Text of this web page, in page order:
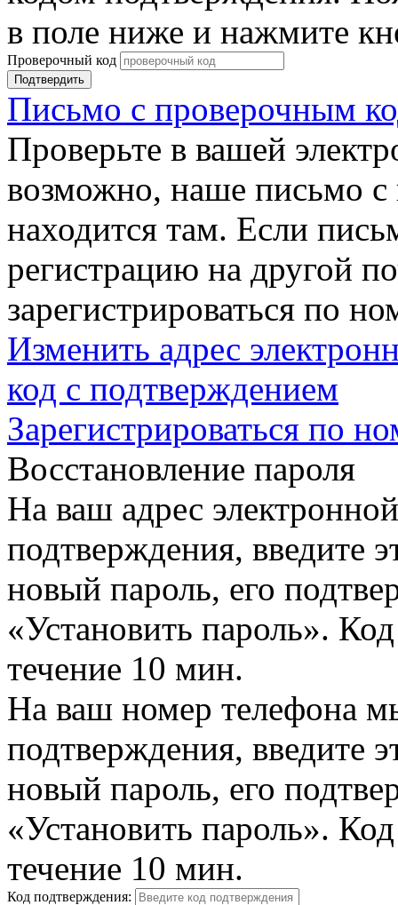
в поле ниже и нажмите
Проверочный код
Подтвердить
Письмо с проверочным
Проверьте в вашей
возможно, наше письмо с
находится там. Если
регистрацию на другой
зарегистрироваться по
Изменить адрес
код с подтверждением
Зарегистрироваться по
Восстановление пароля
На ваш адрес
подтверждения, введите
новый пароль, его
«Установить пароль».
течение 10 мин.
На ваш номер телефона
подтверждения, введите
новый пароль, его
«Установить пароль».
течение 10 мин.
Код подтверждения: